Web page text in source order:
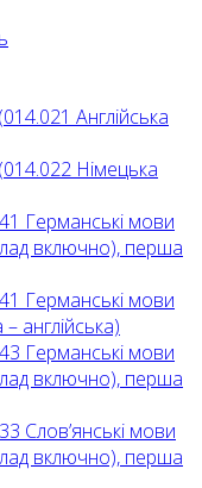
Англійська
Німецька
Германські мови
включно), перша
Германські мови
англійська)
Германські мови
включно), перша
Слов’янські мови
включно), перша